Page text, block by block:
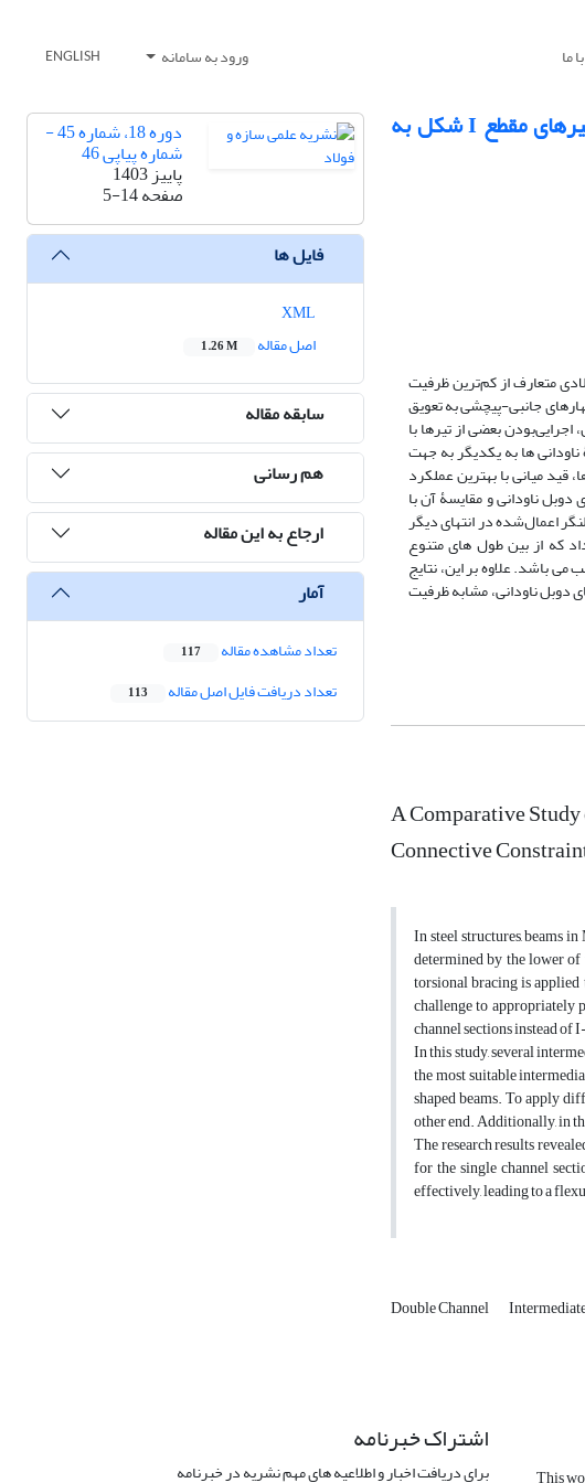
ما ورود به سامانه ENGLISH
مقایسه ظرفیت کمانش جانبی-پیچشی تیرهای دوبل ناودانی به همراه قیود خودایستای متصل‌کننده با تیرهای مقطع I شکل به
متعارف از کمترین ظرفیت
جانبی-پیچشی به تعویق
بعضی از تیرها با
ها به یکدیگر به جهت
میانی با بهترین عملکرد
ناودانی­ و مقایسۀ آن با
اعمال‌شده در انتهای دیگر
10 متر استفاده شد. نتایج تحقیق نشان داد که از بین طول­ های متنوع
­باشد. علاوه بر این، نتایج
دوبل ناودانی، مشابه ظرفیت
A Comparative
Connective
In steel structures, beams
determined by the lower
torsional bracing is
challenge to appropriately
channel sections instead of
In this study, several
the most suitable
shaped beams. To apply
other end. Additionally, in
The research results
for the single channel
effectively, leading to a
Double Channel
دوره 18، شماره 45 -
شماره پیاپی 46
پاییز 1403
صفحه5-14
فایل ها
اصل مقاله
1.26 M
سابقه مقاله
هم رسانی
ارجاع به این مقاله
آمار
تعداد مشاهده مقاله 117
تعداد دریافت فایل اصل مقاله 113
اشتراک خبرنامه
برای دریافت اخبار و اطلاعیه های مهم نشریه در خبرنامه